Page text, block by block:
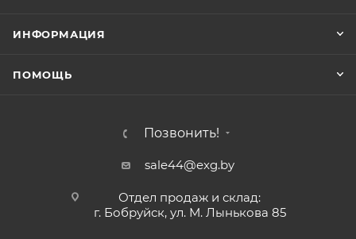
ИНФОРМАЦИЯ
ПОМОЩЬ
Позвонить!
sale44@exg.by
Отдел продаж и склад:
г. Бобруйск, ул. М. Лынькова 85